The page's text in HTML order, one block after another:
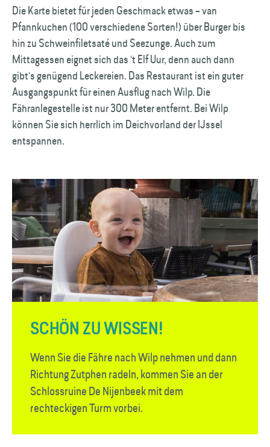
Die Karte bietet für jeden Geschmack etwas – van
Pfannkuchen (100 verschiedene Sorten!) über Burger bis
hin zu Schweinfiletsaté und Seezunge. Auch zum
Mittagessen eignet sich das ‘t Elf Uur, denn auch dann
gibt‘s genügend Leckereien. Das Restaurant ist ein guter
Ausgangspunkt für einen Ausflug nach Wilp. Die
Fähranlegestelle ist nur 300 Meter entfernt. Bei Wilp
können Sie sich herrlich im Deichvorland der IJssel
entspannen.
SCHÖN ZU WISSEN!
Wenn Sie die Fähre nach Wilp nehmen und dann
Richtung Zutphen radeln, kommen Sie an der
Schlossruine De Nijenbeek mit dem
rechteckigen Turm vorbei.